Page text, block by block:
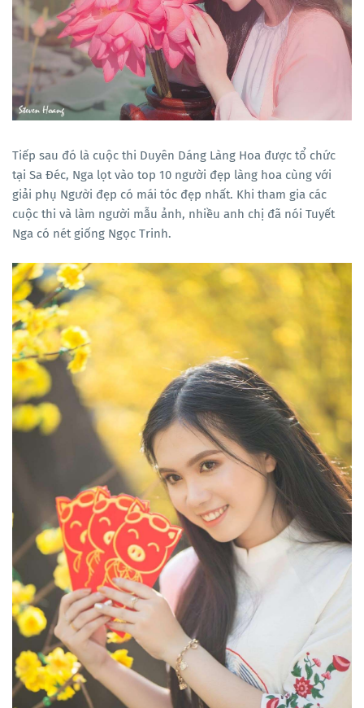
Tiếp sau đó là cuộc thi Duyên Dáng Làng Hoa được tổ chức
tại Sa Đéc, Nga lọt vào top 10 người đẹp làng hoa cùng với
giải phụ Người đẹp có mái tóc đẹp nhất. Khi tham gia các
cuộc thi và làm người mẫu ảnh, nhiều anh chị đã nói Tuyết
Nga có nét giống Ngọc Trinh.